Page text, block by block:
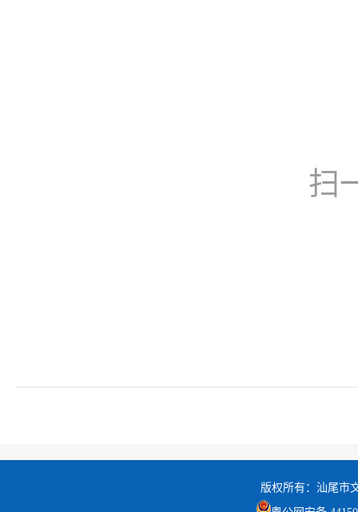
扫
版权所有：汕尾市